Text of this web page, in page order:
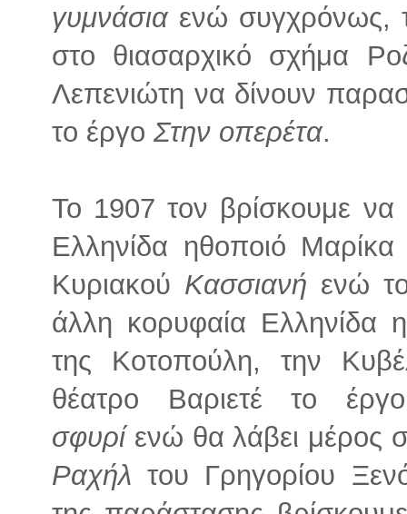
γυμνάσια ενώ συγχρόνως,
στο θιασαρχικό σχήμα
Λεπενιώτη να δίνουν
το έργο Στην οπερέτα.
Το 1907 τον βρίσκουμε να
Ελληνίδα ηθοποιό
Κυριακού Κασσιανή ενώ
άλλη κορυφαία Ελληνίδα
της Κοτοπούλη, την
θέατρο Βαριετέ το
σφυρίενώ θα λάβει μέρος
Ραχήλτου Γρηγορίου